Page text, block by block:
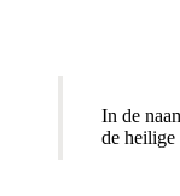
In de
de heilige